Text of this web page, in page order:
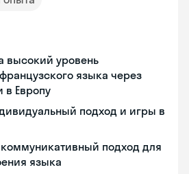
высокий уровень
языка через
в Европу
подход и игры в
подход для
языка